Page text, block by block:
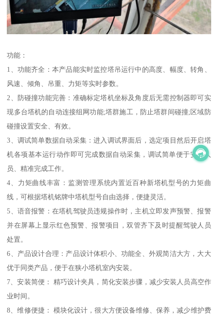
功能：
1、功能齐全：本产品能实时监控塔吊运行中的高度、幅度、转角、
风速、倾角、吊重、力矩等实时参数。
2、防碰撞功能完善：准确标定塔机坐标及角度后无需控制器即可实
现多台塔机的自动连接组网功能;塔群施工，防止塔群间碰撞;区域防
碰撞设置安全、有效。
3、调试简单数据自动采集：进入调试界面后，选定项目然后开启塔
机各项基本运行动作即可完成数据自动采集，调试简单便于安装人
员、精准完成工作。
4、力矩曲线丰富：监测管理系统内置近百种新塔机型号的力矩曲
线，可根据塔机铭牌中塔机型号自由选择，便捷灵活。
5、语音报警：在塔机驾驶员违规操作时，主机立即发声预警、报警
并在屏幕上显示红色预警、报警项目，双管齐下及时提醒驾驶人员
处置。
6、产品设计合理：产品设计体积小、功能全、外观简洁大方，大大
优于同类产品，便于在狭小塔机室内安装。
7、安装简便： 精巧设计夹具，简化安装步骤，减少安装人员高空作
业时间。
8、维修便捷： 模块化设计，很大方便设备维修、保养，减少维护费